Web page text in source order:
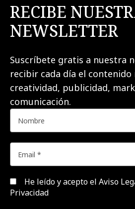
RECIBE
NEWSLETTER
Suscríbete gratis a nuestra
recibir cada día el
creatividad, publicidad,
comunicación.
He leído y acepto el Aviso
Privacidad